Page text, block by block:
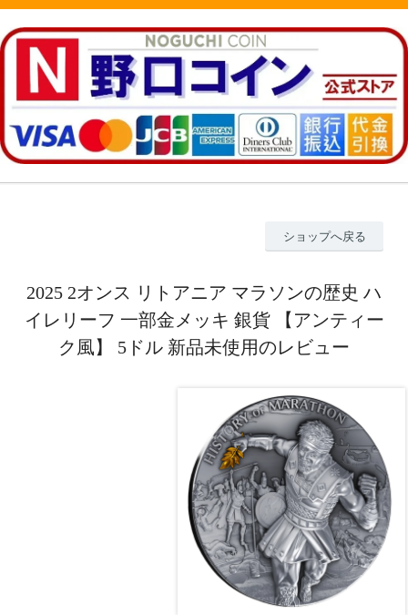
ショップへ戻る
2025 2オンス リトアニア マラソンの歴史 ハ
イレリーフ 一部金メッキ 銀貨 【アンティー
ク風】 5ドル 新品未使用のレビュー